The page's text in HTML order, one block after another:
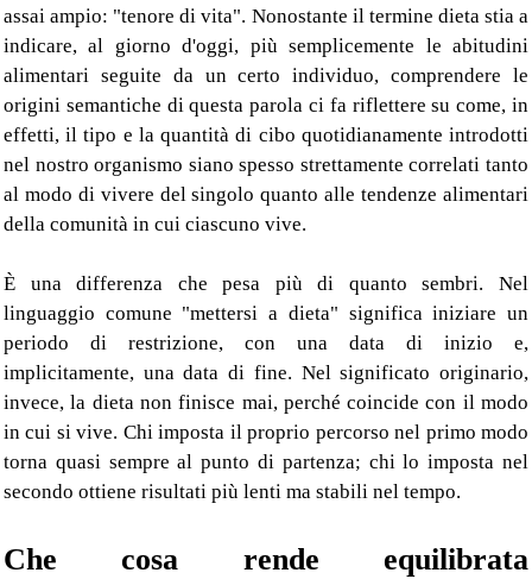
assai ampio: "tenore di vita". Nonostante il termine dieta stia a
indicare, al giorno d'oggi, più semplicemente le abitudini
alimentari seguite da un certo individuo, comprendere le
origini semantiche di questa parola ci fa riflettere su come, in
effetti, il tipo e la quantità di cibo quotidianamente introdotti
nel nostro organismo siano spesso strettamente correlati tanto
al modo di vivere del singolo quanto alle tendenze alimentari
della comunità in cui ciascuno vive.
È una differenza che pesa più di quanto sembri. Nel
linguaggio comune "mettersi a dieta" significa iniziare un
periodo di restrizione, con una data di inizio e,
implicitamente, una data di fine. Nel significato originario,
invece, la dieta non finisce mai, perché coincide con il modo
in cui si vive. Chi imposta il proprio percorso nel primo modo
torna quasi sempre al punto di partenza; chi lo imposta nel
secondo ottiene risultati più lenti ma stabili nel tempo.
Che cosa rende equilibrata